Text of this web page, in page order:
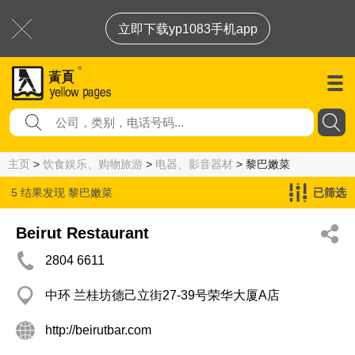
立即下载yp1083手机app
主页 > 饮食娱乐、购物旅游 > 电器、影音器材 > 黎巴嫩菜
5 结果发现 黎巴嫩菜 已筛选
Beirut Restaurant
2804 6611
中环 兰桂坊德己立街27-39号荣华大厦A店
http://beirutbar.com